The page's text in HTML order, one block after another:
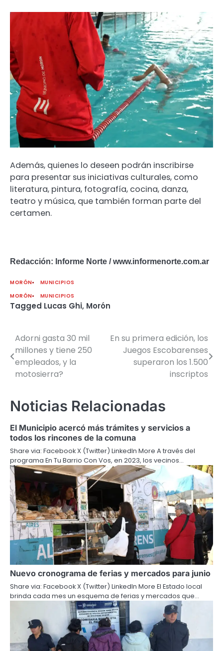
Además, quienes lo deseen podrán inscribirse
para presentar sus iniciativas culturales, como
literatura, pintura, fotografía, cocina, danza,
teatro y música, que también forman parte del
certamen.
Redacción: Informe Norte / www.informenorte.com.ar
MORÓN
MUNICIPIOS
MORÓN
MUNICIPIOS
Tagged Lucas Ghi, Morón
Navegación
de
entradas
Adorni gasta 30 mil
millones y tiene 250
empleados, y la
motosierra?
En su primera edición, los
Juegos Escobarenses
superaron los 1.500
inscriptos
Noticias Relacionadas
El Municipio acercó más trámites y servicios a
todos los rincones de la comuna
Share via: Facebook X (Twitter) LinkedIn More A través del
programa En Tu Barrio Con Vos, en 2023, los vecinos…
Nuevo cronograma de ferias y mercados para junio
Share via: Facebook X (Twitter) LinkedIn More El Estado local
brinda cada mes un esquema de ferias y mercados que…